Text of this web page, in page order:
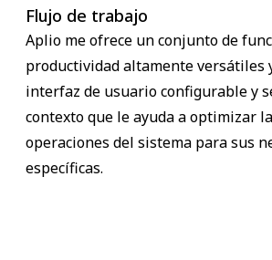
Flujo de trabajo
Aplio me ofrece un conjunto de
productividad altamente versátiles
interfaz de usuario configurable y
contexto que le ayuda a optimizar
operaciones del sistema para sus
específicas.